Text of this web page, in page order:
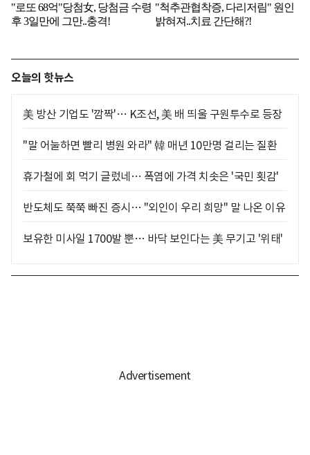
오늘의 핫뉴스
美 방산 기업도 '깜짝'… K조선, 美 배 띄울 구원투수로 등장
"말 어눌하면 빨리 병원 와라" 韓 매년 10만명 걸리는 질환
휴가철에 회 먹기 글렀네… 폭염에 가격 치솟은 '국민 횟감'
반도체도 쭉쭉 빠진 증시… "외인이 우리 희망" 말 나온 이유
보유한 미사일 1700발 뿐… 바닥 보인다는 美 무기고 '위태'